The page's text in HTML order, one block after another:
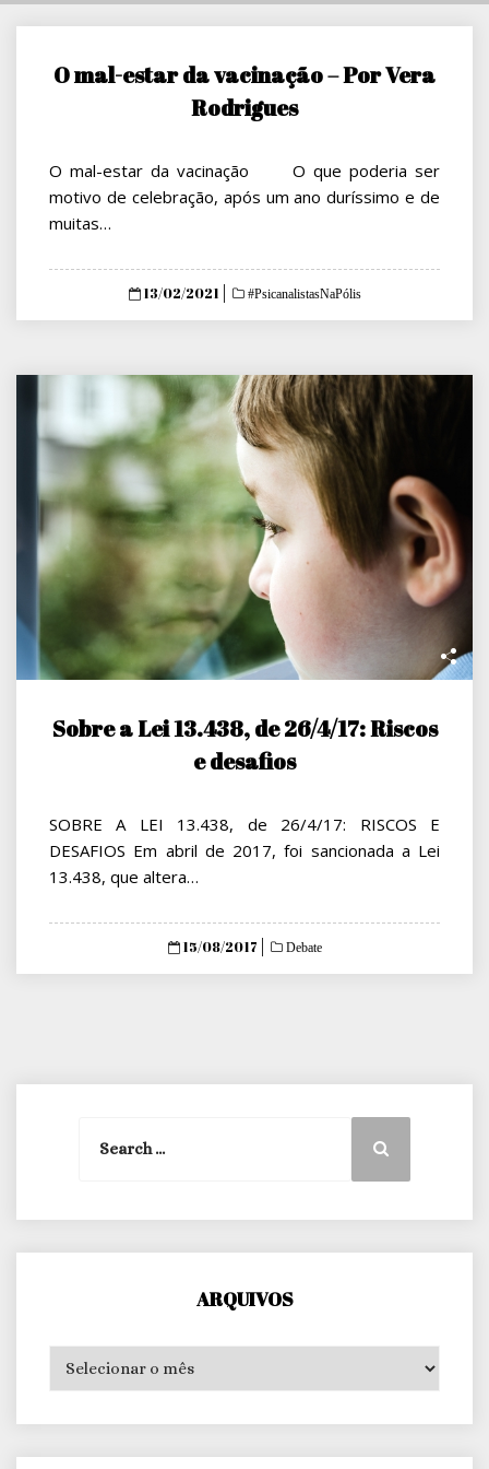
O mal-estar da vacinação – Por Vera
Rodrigues
O mal-estar da vacinação O que poderia ser
motivo de celebração, após um ano duríssimo e de
muitas…
Posted
13/02/2021 #PsicanalistasNaPólis
Sobre a Lei 13.438, de 26/4/17: Riscos
e desafios
SOBRE A LEI 13.438, de 26/4/17: RISCOS E
DESAFIOS Em abril de 2017, foi sancionada a Lei
13.438, que altera…
Posted
15/08/2017 Debate
Search
ARQUIVOS